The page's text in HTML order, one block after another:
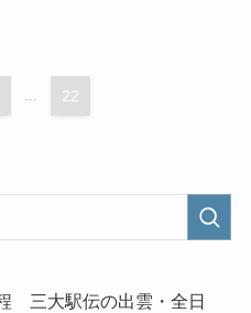
... 22
三大駅伝の出雲・全日